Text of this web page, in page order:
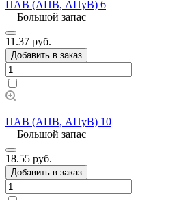
ПАВ (АПВ, АПуВ) 6
Большой запас
11.37 руб.
Добавить в заказ
ПАВ (АПВ, АПуВ) 10
Большой запас
18.55 руб.
Добавить в заказ